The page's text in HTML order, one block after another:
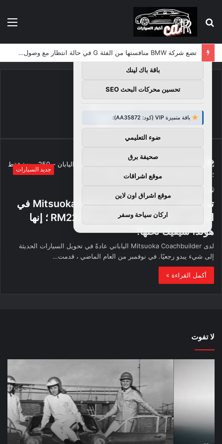
بحث
عن
تضع شركة BMW منافستها من الفئة G في حالة انتظار مع وصول الرياح المعاكسة في الصين إلى موطنها
تحتها
جديد السيارات
تم الكشف عن Mitsuoka M55 1st Edition في
اليابان – 250 وحدة فقط ؛ من RM223K ؛ إنها
هوندا سيفيك تحتها!
لدى Mitsuoka Coachbuilder الياباني عادةً في تحويل السيارات الحديثة
إلى شيء يبدو رجعيًا. في نوفمبر من العام الماضي ، قدمت…
أكمل القراءة »
لا تفوت
في
لومان
توصيات :
باقة متميزة VIP (كود: AA11138):
باقة باك لينك
تحسين محركات البحث SEO
باقة متميزة VIP (كود: AA35872):
ضوء التعليمي
صحيفة برق
موقع اشراقات
موقع اشراق اون لاين
اركان سياحة وسفر